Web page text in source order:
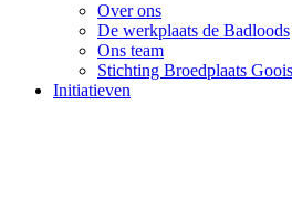
Over ons
De werkplaats de Badloods
Ons team
Stichting Broedplaats
Initiatieven